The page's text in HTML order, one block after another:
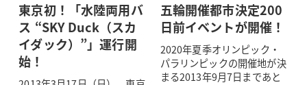
東京初！「水陸両用バ
ス “SKY Duck（スカ
イダック）”」運行開
始！
五輪開催都市決定200
日前イベントが開催！
2020年夏季オリンピック・
パラリンピックの開催地が決
まる2013年9月7日まであと